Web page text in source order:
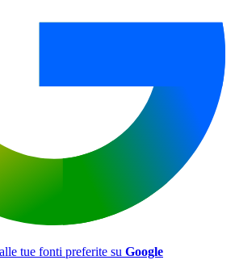
tue fonti preferite su Google